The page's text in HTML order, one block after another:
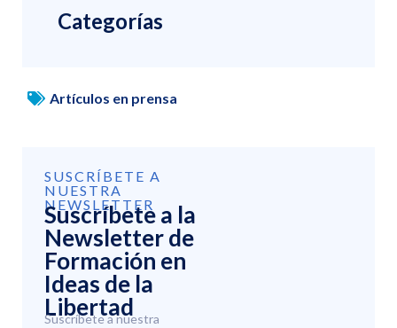
Categorías
Artículos en prensa
SUSCRÍBETE A
NUESTRA
NEWSLETTER
Suscríbete a la
Newsletter de
Formación en
Ideas de la
Libertad
Suscríbete a nuestra